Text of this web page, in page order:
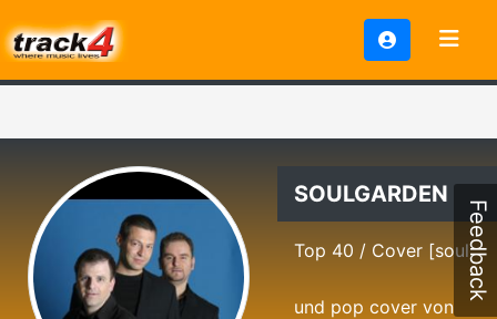
SOULGARDEN
Top 40 / Cover [soul
und pop cover von
Feedback